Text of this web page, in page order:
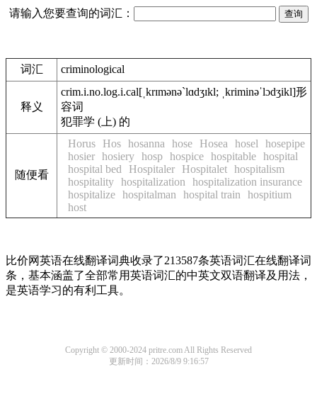
请输入您要查询的词汇：
词汇 criminological
释义
crim.i.no.log.i.cal[ˌkrɪmənə`lɑdʒɪkl; ˌkriminəˈlɔdʒikl]形
容词
犯罪学 (上) 的
随便看
Horus Hos hosanna hose Hosea hosel
hosepipe
hosier hosiery hosp hospice hospitable hospital
hospital bed
Hospitaler Hospitalet hospitalism
hospitality hospitalization
hospitalization insurance
hospitalize hospitalman hospital train
hospitium
host
比价网英语在线翻译词典收录了213587条英语词汇在线翻译词
条，基本涵盖了全部常用英语词汇的中英文双语翻译及用法，
是英语学习的有利工具。
Copyright © 2000-2024 pritre.com All Rights Reserved
更新时间：2026/8/9 9:16:57